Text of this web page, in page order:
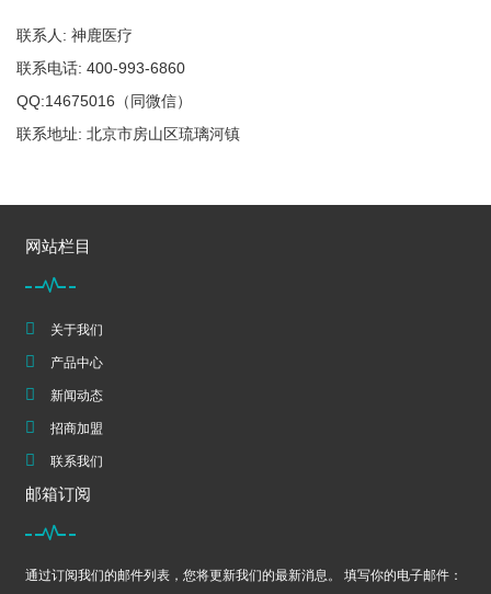
联系人: 神鹿医疗
联系电话: 400-993-6860
QQ:14675016（同微信）
联系地址: 北京市房山区琉璃河镇
网站栏目
关于我们
产品中心
新闻动态
招商加盟
联系我们
邮箱订阅
通过订阅我们的邮件列表，您将更新我们的最新消息。 填写你的电子邮件：